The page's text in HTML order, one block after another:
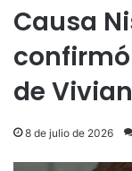
Causa
de
8 de julio de 2026